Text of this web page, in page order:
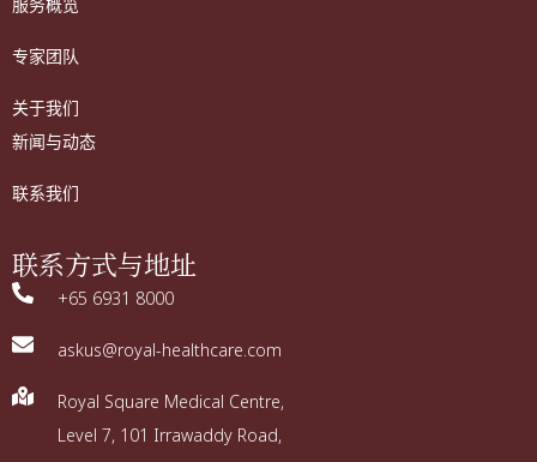
专家团队
关于我们
新闻与动态
联系我们
联系方式与地址
+65 6931 8000
askus@royal-healthcare.com
Royal Square Medical Centre,
Level 7, 101 Irrawaddy Road,